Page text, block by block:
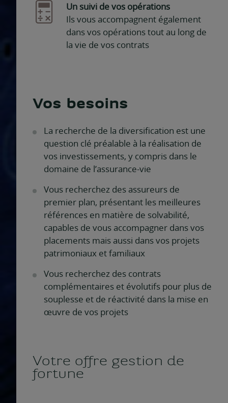
Un suivi de vos opérations
Ils vous accompagnent également
dans vos opérations tout au long de
la vie de vos contrats
Vos besoins
La recherche de la diversification est une
question clé préalable à la réalisation de
vos investissements, y compris dans le
domaine de l’assurance-vie
Vous recherchez des assureurs de
premier plan, présentant les meilleures
références en matière de solvabilité,
capables de vous accompagner dans vos
placements mais aussi dans vos projets
patrimoniaux et familiaux
Vous recherchez des contrats
complémentaires et évolutifs pour plus de
souplesse et de réactivité dans la mise en
œuvre de vos projets
Votre offre gestion de
fortune